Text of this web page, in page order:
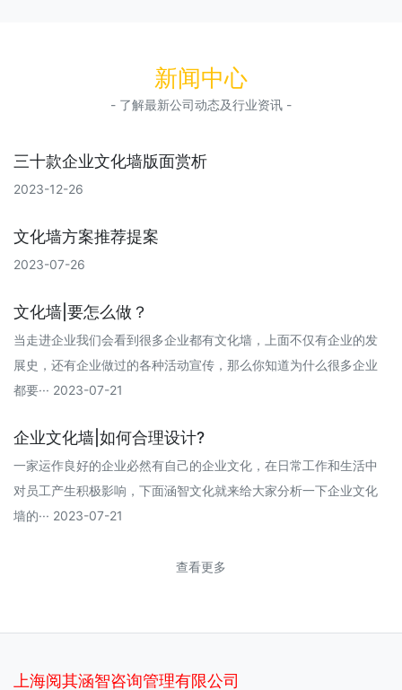
新闻中心
- 了解最新公司动态及行业资讯 -
三十款企业文化墙版面赏析
2023-12-26
文化墙方案推荐提案
2023-07-26
文化墙|要怎么做？
当走进企业我们会看到很多企业都有文化墙，上面不仅有企业的发
展史，还有企业做过的各种活动宣传，那么你知道为什么很多企业
都要··· 2023-07-21
企业文化墙|如何合理设计?
一家运作良好的企业必然有自己的企业文化，在日常工作和生活中
对员工产生积极影响，下面涵智文化就来给大家分析一下企业文化
墙的··· 2023-07-21
查看更多
上海阅其涵智咨询管理有限公司